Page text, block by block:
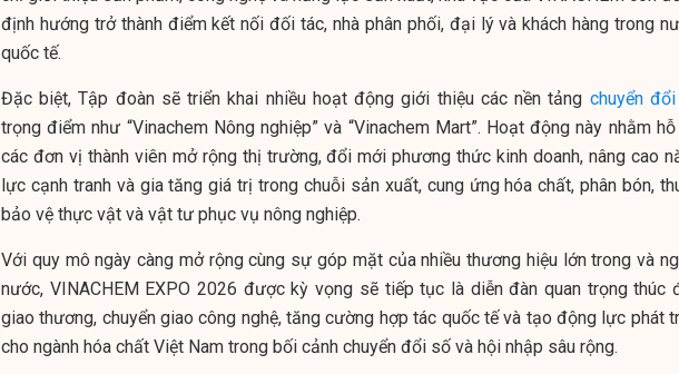
định hướng trở thành điểm kết nối đối tác, nhà phân phối, đại lý và khách hàng trong
quốc tế.
Đặc biệt, Tập đoàn sẽ triển khai nhiều hoạt động giới thiệu các nền tảng chuyển
trọng điểm như “Vinachem Nông nghiệp” và “Vinachem Mart”. Hoạt động này nhằm
các đơn vị thành viên mở rộng thị trường, đổi mới phương thức kinh doanh, nâng cao
lực cạnh tranh và gia tăng giá trị trong chuỗi sản xuất, cung ứng hóa chất, phân bón,
bảo vệ thực vật và vật tư phục vụ nông nghiệp.
Với quy mô ngày càng mở rộng cùng sự góp mặt của nhiều thương hiệu lớn trong và
nước, VINACHEM EXPO 2026 được kỳ vọng sẽ tiếp tục là diễn đàn quan trọng thúc
giao thương, chuyển giao công nghệ, tăng cường hợp tác quốc tế và tạo động lực phát
cho ngành hóa chất Việt Nam trong bối cảnh chuyển đổi số và hội nhập sâu rộng.